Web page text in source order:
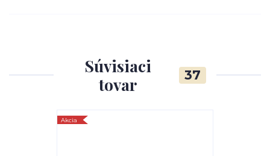
Súvisiaci
tovar
37
Akcia